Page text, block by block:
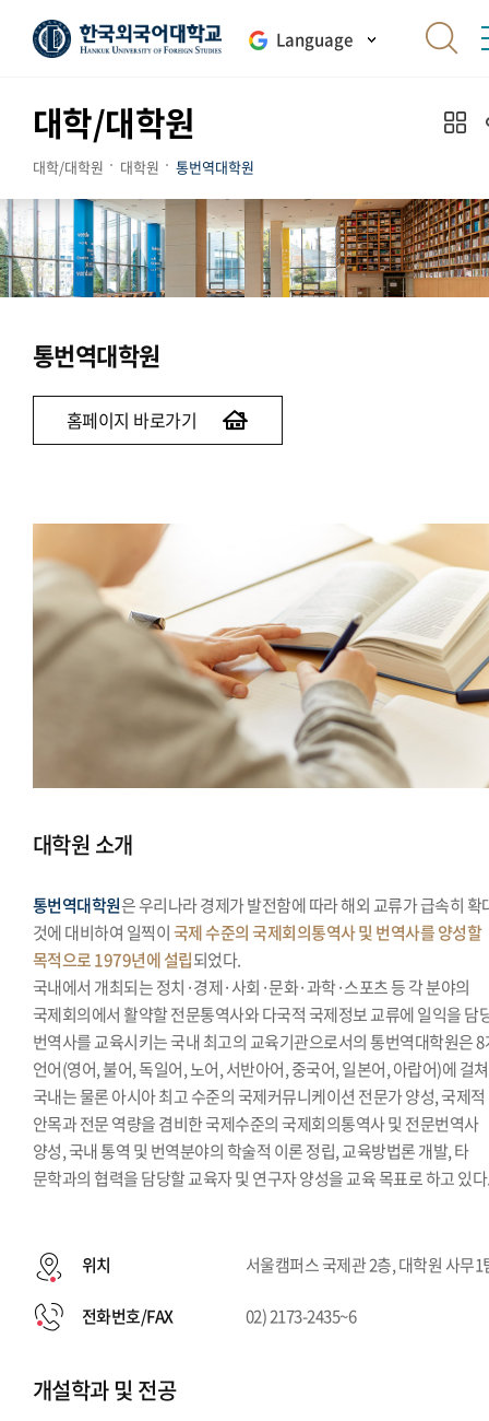
Language
대학/대학원
대학/대학원 대학원 통번역대학원
통번역대학원
홈페이지 바로가기
대학원 소개
통번역대학원은 우리나라 경제가 발전함에 따라 해외 교류가 급속히 확
것에 대비하여 일찍이국제 수준의 국제회의통역사 및 번역사를 양성할
목적으로 1979년에 설립되었다.
국내에서 개최되는 정치·경제·사회·문화·과학·스포츠 등 각 분야의
국제회의에서 활약할 전문통역사와 다국적 국제정보 교류에 일익을 담
번역사를 교육시키는 국내 최고의 교육기관으로서의 통번역대학원은 8
언어(영어, 불어, 독일어, 노어, 서반아어, 중국어, 일본어, 아랍어)에 걸쳐
국내는 물론 아시아 최고 수준의 국제커뮤니케이션 전문가 양성, 국제적
안목과 전문 역량을 겸비한 국제수준의 국제회의통역사 및 전문번역사
양성, 국내 통역 및 번역분야의 학술적 이론 정립, 교육방법론 개발, 타
문학과의 협력을 담당할 교육자 및 연구자 양성을 교육 목표로 하고 있
위치 서울캠퍼스 국제관 2층, 대학원 사무1
전화번호/FAX 02) 2173-2435~6
개설학과 및 전공